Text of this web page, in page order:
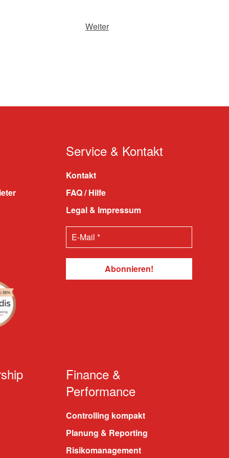
Weiter
Service & Kontakt
Kontakt
FAQ / Hilfe
Legal & Impressum
Finance &
Performance
Controlling kompakt
Planung & Reporting
Risikomanagement